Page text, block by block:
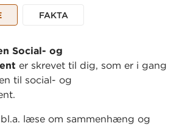
FAKTA
Social- og
er skrevet til dig, som er i gang
til social- og
læse om sammenhæng og